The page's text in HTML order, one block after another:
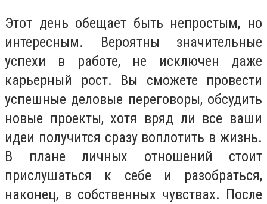
Этот день обещает быть непростым, но
интересным. Вероятны значительные
успехи в работе, не исключен даже
карьерный рост. Вы сможете провести
успешные деловые переговоры, обсудить
новые проекты, хотя вряд ли все ваши
идеи получится сразу воплотить в жизнь.
В плане личных отношений стоит
прислушаться к себе и разобраться,
наконец, в собственных чувствах. После